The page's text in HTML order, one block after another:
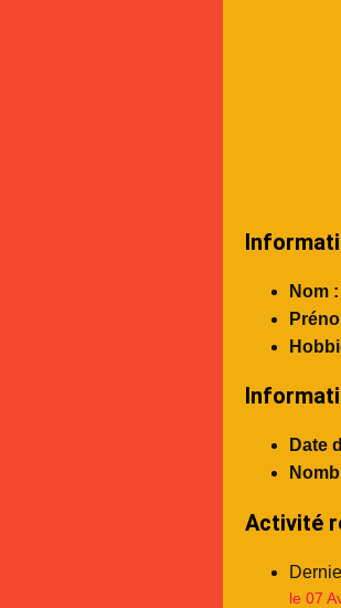
Nom :
Date
Activité
le 07